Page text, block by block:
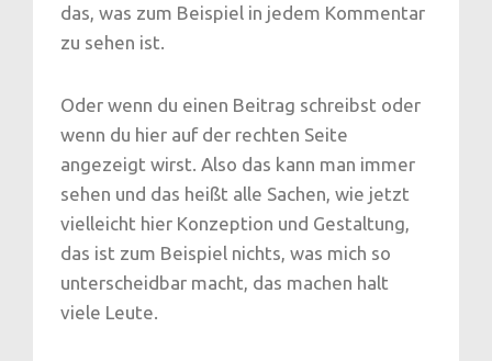
das, was zum Beispiel in jedem Kommentar
zu sehen ist.
Oder wenn du einen Beitrag schreibst oder
wenn du hier auf der rechten Seite
angezeigt wirst. Also das kann man immer
sehen und das heißt alle Sachen, wie jetzt
vielleicht hier Konzeption und Gestaltung,
das ist zum Beispiel nichts, was mich so
unterscheidbar macht, das machen halt
viele Leute.